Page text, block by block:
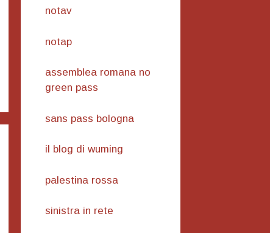
notav
notap
assemblea romana no
green pass
sans pass bologna
il blog di wuming
palestina rossa
sinistra in rete